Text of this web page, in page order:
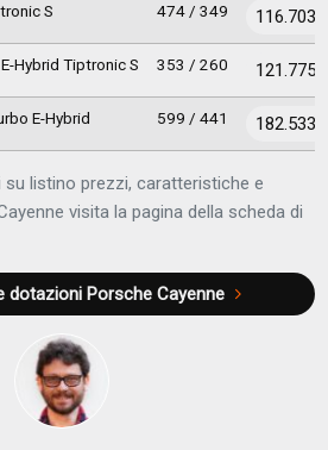
S 474 / 349 116.703
Hybrid Tiptronic S 353 / 260 121.775
E-Hybrid 599 / 441 182.533
listino prezzi, caratteristiche e
visita la pagina della scheda di
dotazioni Porsche Cayenne